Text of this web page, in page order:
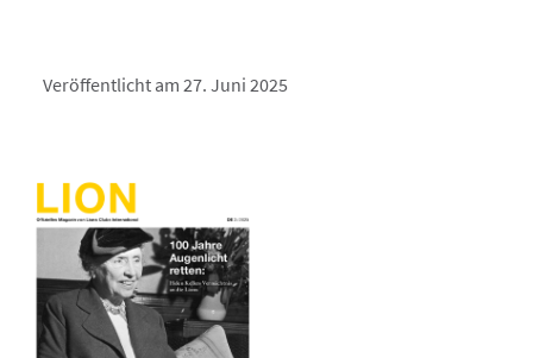
Veröffentlicht am 27. Juni 2025